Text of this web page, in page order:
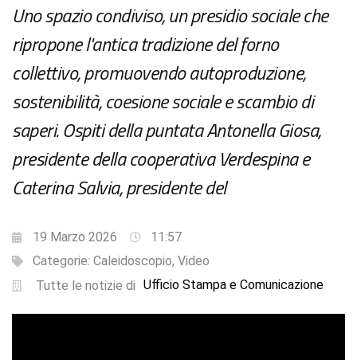
Uno spazio condiviso, un presidio sociale che
ripropone l'antica tradizione del forno
collettivo, promuovendo autoproduzione,
sostenibilità, coesione sociale e scambio di
saperi. Ospiti della puntata Antonella Giosa,
presidente della cooperativa Verdespina e
Caterina Salvia, presidente del
19 Marzo 2026
11:57
Categorie: Caleidoscopio, Video
Tutte le notizie di Ufficio Stampa e Comunicazione